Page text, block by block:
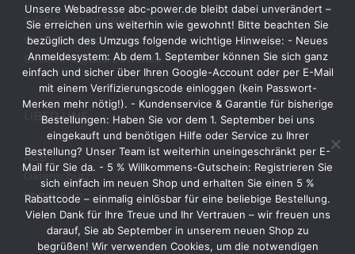
Telefon: +49 40 236448822
Web: www.abc-power.de
Email: info@abc-power.de
ÜBER UNS
AGB
Impressum
Unsere Webadresse abc-power.de bleibt dabei unverändert –
Sie erreichen uns weiterhin wie gewohnt! Bitte beachten Sie
bezüglich des Umzugs folgende wichtige Hinweise: - Neues
Anmeldesystem: Ab dem 1. September können Sie sich ganz
einfach und sicher über Ihren Google-Account oder per E-Mail
mit einem Verifizierungscode einloggen (kein Passwort-
Merken mehr nötig!). - Kundenservice & Garantie für bisherige
Bestellungen: Haben Sie vor dem 1. September bei uns
eingekauft und benötigen Hilfe oder Service zu Ihrer
Bestellung? Unser Team ist weiterhin uneingeschränkt per E-
Mail für Sie da. - 5 % Willkommens-Gutschein: Registrieren Sie
sich einfach im neuen Shop und erhalten Sie einen 5 %
Rabattcode – einmalig einlösbar für eine beliebige Bestellung.
Vielen Dank für Ihre Treue und Ihr Vertrauen – wir freuen uns
darauf, Sie ab September in unserem neuen Shop zu
begrüßen! Wir verwenden Cookies, um die notwendigen